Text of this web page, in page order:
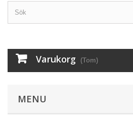
Varukorg (Tom)
MENU